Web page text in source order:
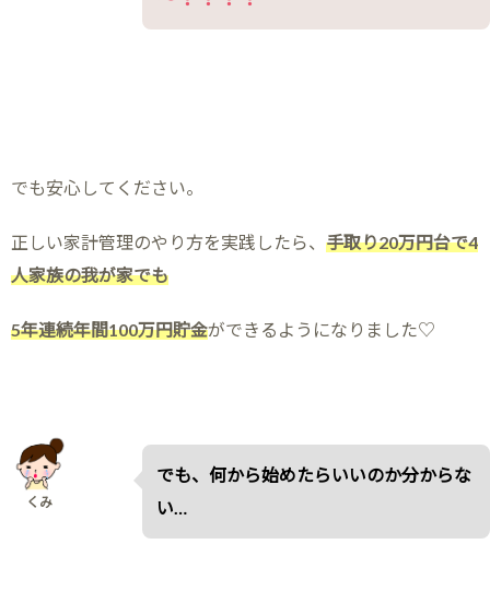
でも安心してください。
正しい家計管理のやり方を実践したら、 手取り20万円台で4
人家族の我が家でも
5年連続年間100万円貯金ができるようになりました♡
でも、何から始めたらいいのか分からな
い…
くみ